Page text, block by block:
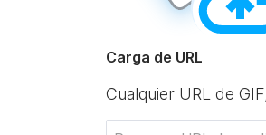
Carga de URL
Cualquier URL de